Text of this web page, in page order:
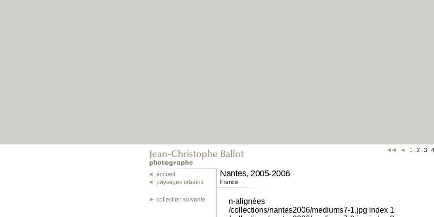
accueil
paysages urbains
collection suivante
Nantes, 2005-2006
France
n-alignées
/collections/nantes2006/mediums7-1.jpg index 1
1 2 3 4